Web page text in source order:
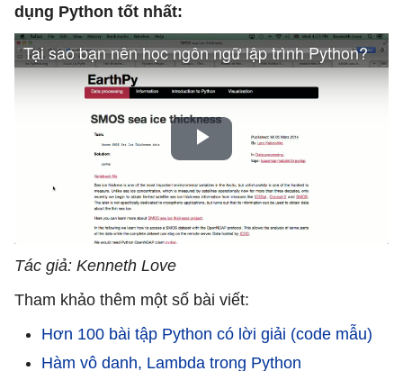
dụng Python tốt nhất:
Tác giả: Kenneth Love
Tham khảo thêm một số bài viết:
Hơn 100 bài tập Python có lời giải (code mẫu)
Hàm vô danh, Lambda trong Python